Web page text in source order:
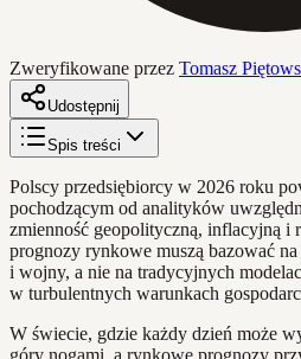
Zweryfikowane przez Tomasz
Udostępnij
Spis treści
Polscy przedsiębiorcy w 2026 roku
pochodzącym od analityków
zmienność geopolityczną, inflacyjną i
prognozy rynkowe muszą bazować
i wojny, a nie na tradycyjnych
w turbulentnych warunkach
W świecie, gdzie każdy dzień może
góry nogami, a rynkowe prognozy